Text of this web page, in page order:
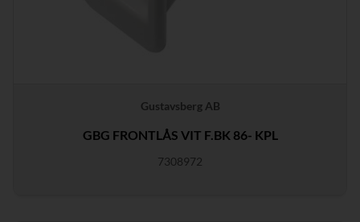
Gustavsberg AB
GBG FRONTLÅS VIT F.BK 86- KPL
7308972